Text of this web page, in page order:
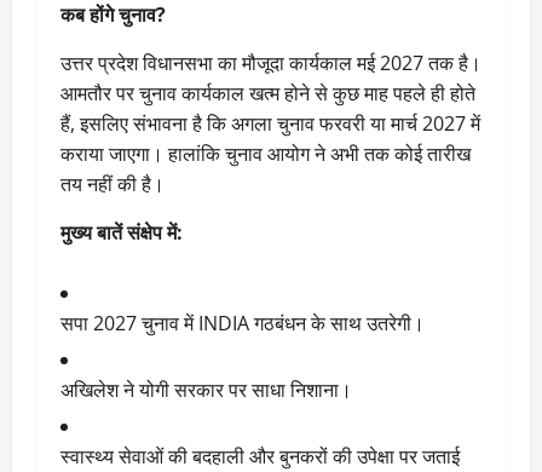
कब होंगे चुनाव?
उत्तर प्रदेश विधानसभा का मौजूदा कार्यकाल मई 2027 तक है।
आमतौर पर चुनाव कार्यकाल खत्म होने से कुछ माह पहले ही होते
हैं, इसलिए संभावना है कि अगला चुनाव फरवरी या मार्च 2027 में
कराया जाएगा। हालांकि चुनाव आयोग ने अभी तक कोई तारीख
तय नहीं की है।
मुख्य बातें संक्षेप में:
सपा 2027 चुनाव में INDIA गठबंधन के साथ उतरेगी।
अखिलेश ने योगी सरकार पर साधा निशाना।
स्वास्थ्य सेवाओं की बदहाली और बुनकरों की उपेक्षा पर जताई